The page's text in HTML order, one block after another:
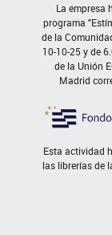
La empresa
programa
de la
10-10-25 y de
de la Unión
Madrid
Esta actividad
las librerías de